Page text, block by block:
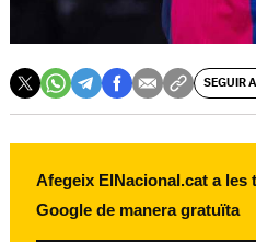
SEGUIR A
Afegeix ElNacional.cat a les
Google de manera gratuïta